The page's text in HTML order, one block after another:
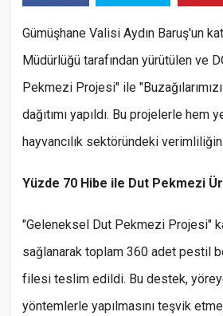
Gümüşhane Valisi Aydın Baruş'un
Müdürlüğü tarafından yürütülen ve
Pekmezi Projesi" ile
dağıtımı yapıldı. Bu projelerle hem
hayvancılık sektöründeki
Yüzde 70 Hibe ile Dut Pekmezi
"Geleneksel Dut Pekmezi Projesi"
sağlanarak toplam 360 adet pestil
filesi teslim edildi. Bu destek,
yöntemlerle yapılmasını teşvik